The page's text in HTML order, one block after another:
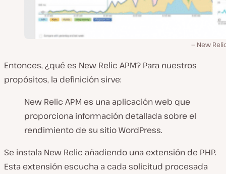
New
Entonces, ¿qué es New Relic APM? Para nuestros
propósitos, la definición sirve:
New Relic APM es una aplicación web que
proporciona información detallada sobre el
rendimiento de su sitio WordPress.
Se instala New Relic añadiendo una extensión de PHP.
Esta extensión escucha a cada solicitud procesada